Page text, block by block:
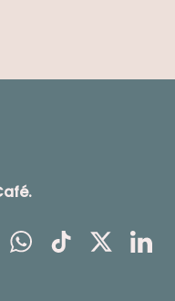
WhatsApp
TikTokTwitter